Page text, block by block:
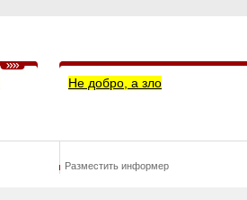
Не добро, а зло
Разместить информер